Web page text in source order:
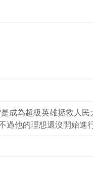
成為超級英雄拯救人
過他的理想還沒開始進